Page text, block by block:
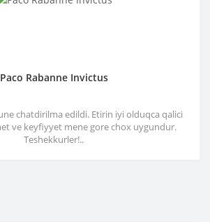
Paco Rabanne Invictus
chatdirilma edildi. Etirin iyi olduqca qalici
ve keyfiyyet mene gore chox uygundur.
Teshekkurler!..